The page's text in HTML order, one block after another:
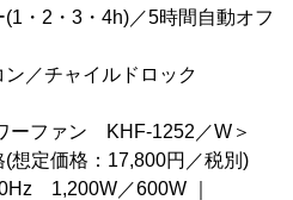
3・4h)／5時間自動オフ
ャイルドロック
ーファン KHF-1252／W＞
価格：17,800円／税別)
1,200W／600W ｜